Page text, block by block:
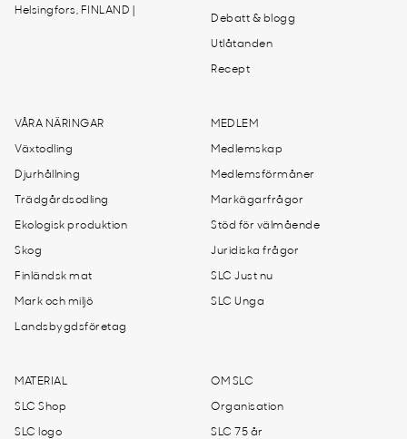
Helsingfors, FINLAND |
Debatt & blogg
Utlåtanden
Recept
VÅRA NÄRINGAR
Växtodling
Djurhållning
Trädgårdsodling
Ekologisk produktion
Skog
Finländsk mat
Mark och miljö
Landsbygdsföretag
MEDLEM
Medlemskap
Medlemsförmåner
Markägarfrågor
Stöd för välmående
Juridiska frågor
SLC Just nu
SLC Unga
MATERIAL
SLC Shop
SLC logo
OM SLC
Organisation
SLC 75 år